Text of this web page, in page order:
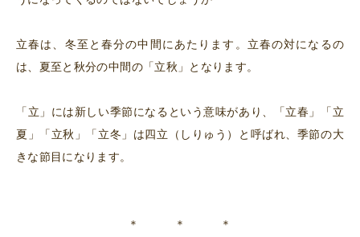
立春は、冬至と春分の中間にあたります。立春の対になるの
は、夏至と秋分の中間の「立秋」となります。
「立」には新しい季節になるという意味があり、「立春」「立
夏」「立秋」「立冬」は四立（しりゅう）と呼ばれ、季節の大
きな節目になります。
＊ ＊ ＊